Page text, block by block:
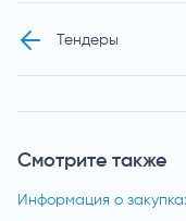
Смотрите также
Информация о
Тендеры